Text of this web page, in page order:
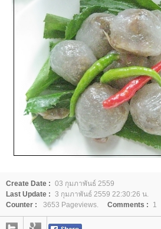
Create Date : 03 กุมภาพันธ์ 2559
Last Update : 3 กุมภาพันธ์ 2559 22:30:26 น.
Counter :
3653 Pageviews. Comments : 1